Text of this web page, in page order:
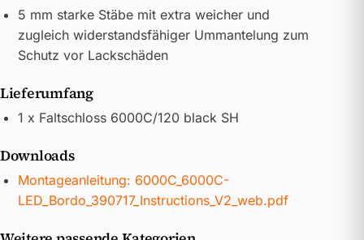
5 mm starke Stäbe mit extra weicher und
zugleich widerstandsfähiger Ummantelung zum
Schutz vor Lackschäden
Lieferumfang
1 x Faltschloss 6000C/120 black SH
Downloads
Montageanleitung: 6000C_6000C-
LED_Bordo_390717_Instructions_V2_web.pdf